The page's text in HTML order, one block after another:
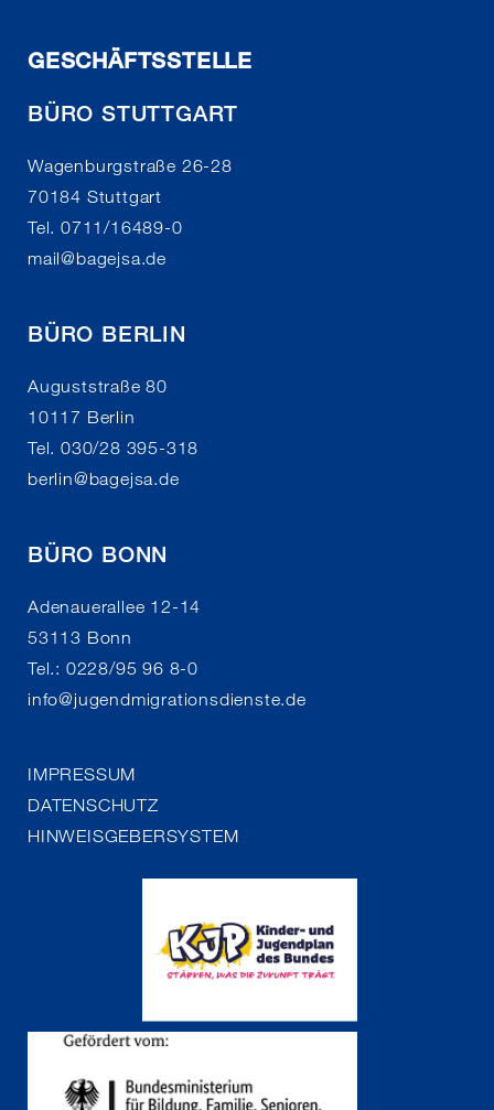
GESCHÄFTSSTELLE
BÜRO STUTTGART
Wagenburgstraße 26-28
70184 Stuttgart
Tel. 0711/16489-0
mail@bagejsa.de
BÜRO BERLIN
Auguststraße 80
10117 Berlin
Tel. 030/28 395-318
berlin@bagejsa.de
BÜRO BONN
Adenauerallee 12-14
53113 Bonn
Tel.: 0228/95 96 8-0
info@jugendmigrationsdienste.de
IMPRESSUM
DATENSCHUTZ
HINWEISGEBERSYSTEM